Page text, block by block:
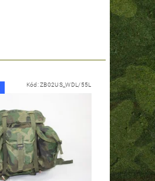
Kód:ZB02US_WDL/55L